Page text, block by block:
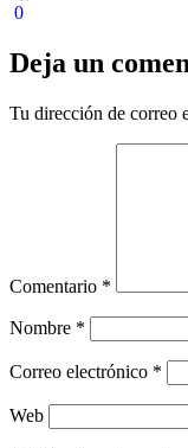
0
Deja un
Tu dirección de correo
Comentario *
Nombre *
Correo electrónico *
Web